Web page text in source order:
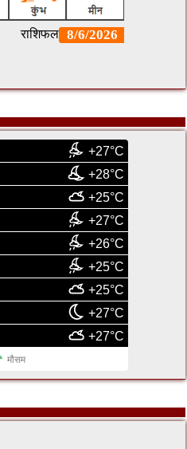
+27°C
+28°C
+25°C
+27°C
+26°C
+25°C
+25°C
+27°C
+27°C
मौसम